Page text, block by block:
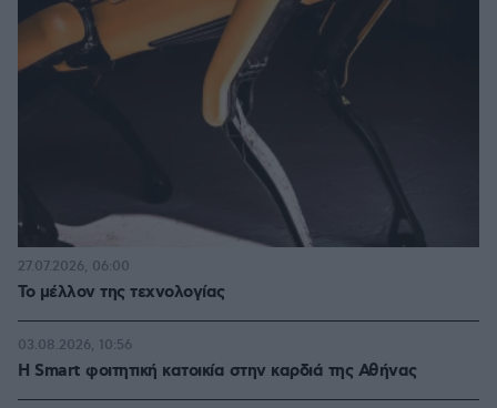
Το μέλλον της τεχνολογίας
27.07.2026, 06:00
Η Smart φοιτητική κατοικία στην καρδιά της Αθήνας
03.08.2026, 10:56